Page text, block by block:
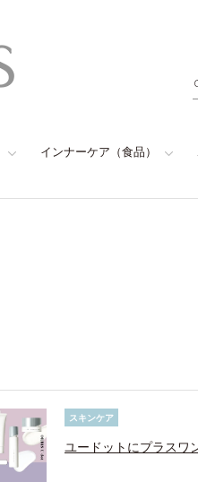
インナーケア（食品）
スキンケア
ユードットにプラスワ